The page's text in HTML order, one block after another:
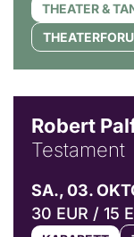
THEATER &
Robert
Testament
SA., 03.
30 EUR / 15